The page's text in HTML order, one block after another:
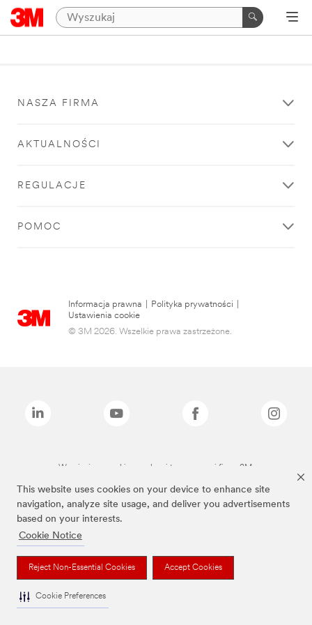
This website uses cookies on your device to enhance site
navigation, analyze site usage, and deliver you advertisements
based on your interests.
Cookie Notice
Reject Non-Essential Cookies Accept Cookies
Cookie Preferences
NASZA FIRMA
AKTUALNOŚCI
REGULACJE
POMOC
Informacja prawna Polityka prywatności
Ustawienia cookie
© 3M 2026. Wszelkie prawa zastrzeżone.
Wymienione marki są znakami towarowymi firmy 3M.